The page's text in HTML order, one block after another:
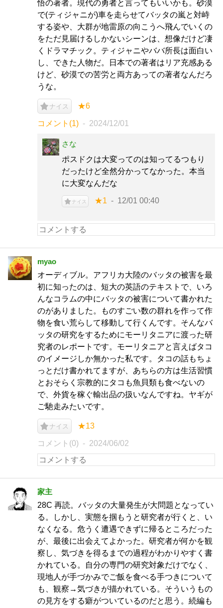
悟の著者。現代の勇者と言ってもいいかも。砂漠
で(ティジャニが)車を走らせてバッタの嵐と対峙
する姿や、大群が地雷原の向こうへ飛んでいくの
をただ見届けるしかないシーンは、想像だけど凄
くドラマチック。ティジャニやババ所長は面白い
し、できた人物だ。日本での著者はリア充感ある
けど、砂漠での苦労と両方あっての著者なんだろ
うな。
ナイス ★6
コメント(1) 2024/12/01
さな
ポスドクは大変ってのは知ってるつもり
だったけど全然分かってなかった。本当
に大変なんだな
ナイス ★1 12/01 00:40
myao
オーディブル。アフリカ大陸のバッタの被害を最
初に知ったのは、短大の英語のテキストで、いろ
んなコラムの中にバッタの被害について書かれた
のがありました。ものすごい数の群れを作って作
物を食い荒らして移動して行くんです。そんなバ
ッタの研究をするためにモーリタニアに渡った研
究者のレポートです。モーリタニアと言えばタコ
のイメージしか無かった私です。タコの話もちょ
っとだけ書かれてますが、あちらの方は生活習慣
とおそらく宗教的にタコも魚貝類も食べないの
で、外貨を稼ぐ輸出品の扱いなんですね。ヤギが
ご馳走みたいです。
ナイス ★13
コメント(0) 2024/06/02
家主
28C 再読。バッタの大量発生が大問題となってい
る。しかし、実態を掴もうと研究者が行くと、い
なくなる。危うく遭遇できずに帰るところだった
が、最後に出会えてよかった。研究者が何かを観
察し、気づきを得るまでの過程がわかりやすく書
かれている。自分の専門の研究対象だけでなく、
現地人が手づかみでご飯を食べる手つきについて
も、観察→気づきが描かれている。そういうもの
の見方をする癖がついているのだと思う。続編も